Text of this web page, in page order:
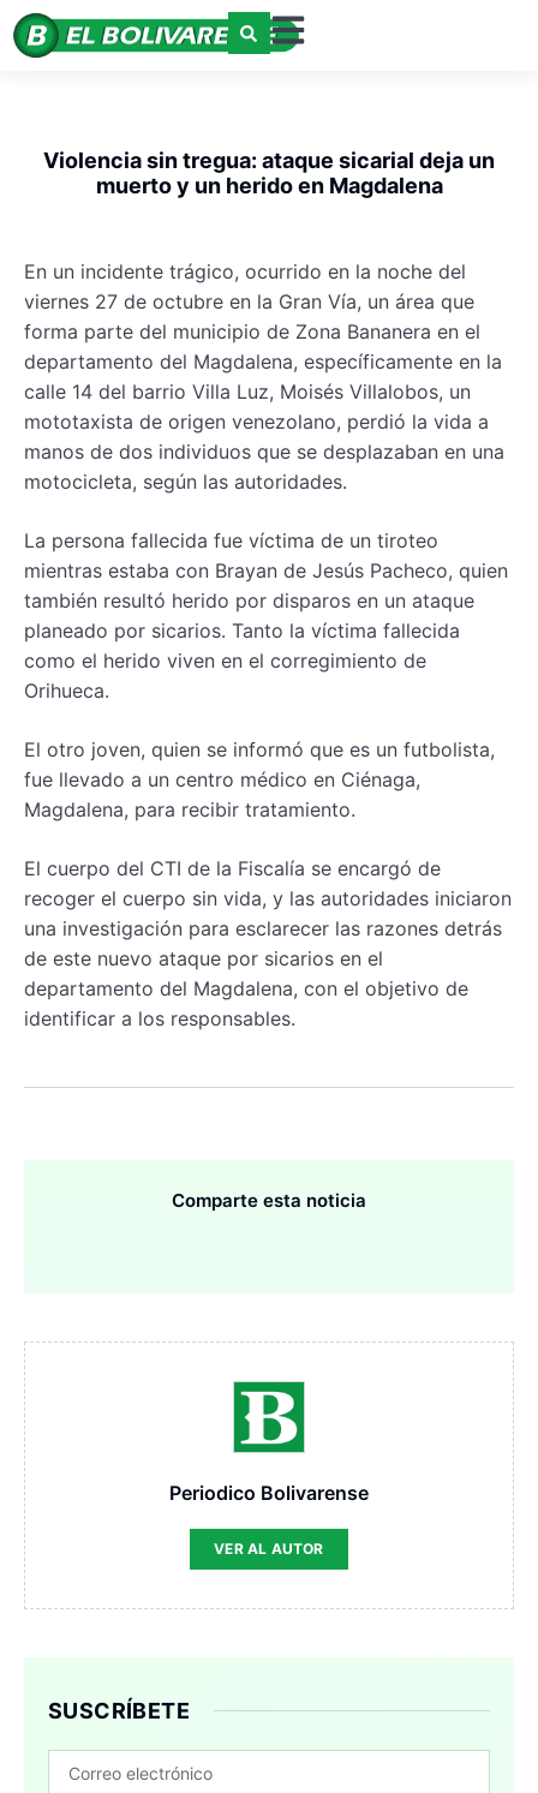
Violencia sin tregua: ataque sicarial deja un
muerto y un herido en Magdalena
En un incidente trágico, ocurrido en la noche del
viernes 27 de octubre en la Gran Vía, un área que
forma parte del municipio de Zona Bananera en el
departamento del Magdalena, específicamente en la
calle 14 del barrio Villa Luz, Moisés Villalobos, un
mototaxista de origen venezolano, perdió la vida a
manos de dos individuos que se desplazaban en una
motocicleta, según las autoridades.
La persona fallecida fue víctima de un tiroteo
mientras estaba con Brayan de Jesús Pacheco, quien
también resultó herido por disparos en un ataque
planeado por sicarios. Tanto la víctima fallecida
como el herido viven en el corregimiento de
Orihueca.
El otro joven, quien se informó que es un futbolista,
fue llevado a un centro médico en Ciénaga,
Magdalena, para recibir tratamiento.
El cuerpo del CTI de la Fiscalía se encargó de
recoger el cuerpo sin vida, y las autoridades iniciaron
una investigación para esclarecer las razones detrás
de este nuevo ataque por sicarios en el
departamento del Magdalena, con el objetivo de
identificar a los responsables.
Comparte esta noticia
Periodico Bolivarense
VER AL AUTOR
SUSCRÍBETE